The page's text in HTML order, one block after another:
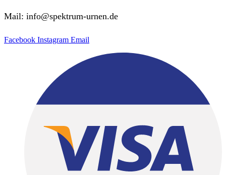
Mail: info@spektrum-urnen.de
Facebook Instagram Email